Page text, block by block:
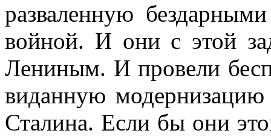
разваленную
войной. И они с этой
Лениным. И провели
виданную
Сталина. Если бы они